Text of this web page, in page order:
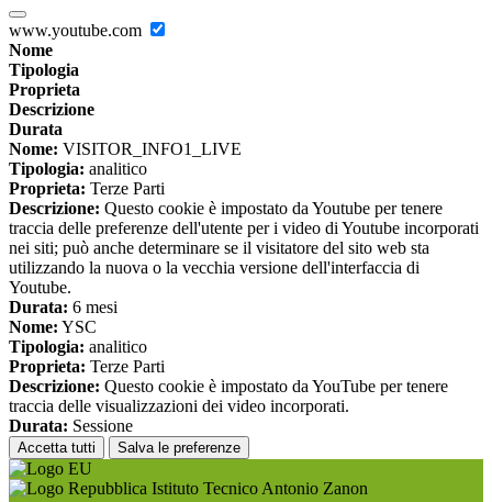
www.youtube.com
Nome
Tipologia
Proprieta
Descrizione
Durata
Nome: VISITOR_INFO1_LIVE
Tipologia: analitico
Proprieta: Terze Parti
Descrizione: Questo cookie è impostato da Youtube per tenere
traccia delle preferenze dell'utente per i video di Youtube incorporati
nei siti; può anche determinare se il visitatore del sito web sta
utilizzando la nuova o la vecchia versione dell'interfaccia di
Youtube.
Durata: 6 mesi
Nome: YSC
Tipologia: analitico
Proprieta: Terze Parti
Descrizione: Questo cookie è impostato da YouTube per tenere
traccia delle visualizzazioni dei video incorporati.
Durata: Sessione
Accetta tutti Salva le preferenze
Istituto Tecnico Antonio Zanon